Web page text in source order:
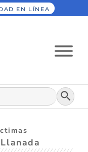
EN LÍNEA
Botón